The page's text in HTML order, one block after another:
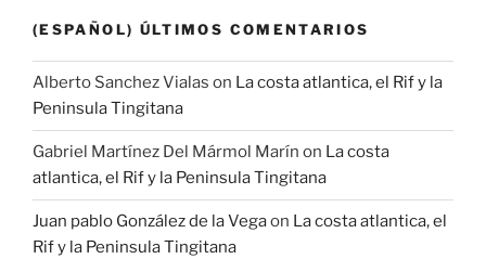
(ESPAÑOL) ÚLTIMOS COMENTARIOS
Alberto Sanchez Vialas on La costa atlantica, el Rif y la
Peninsula Tingitana
Gabriel Martínez Del Mármol Marín on La costa
atlantica, el Rif y la Peninsula Tingitana
Juan pablo González de la Vegaon La costa atlantica, el
Rif y la Peninsula Tingitana